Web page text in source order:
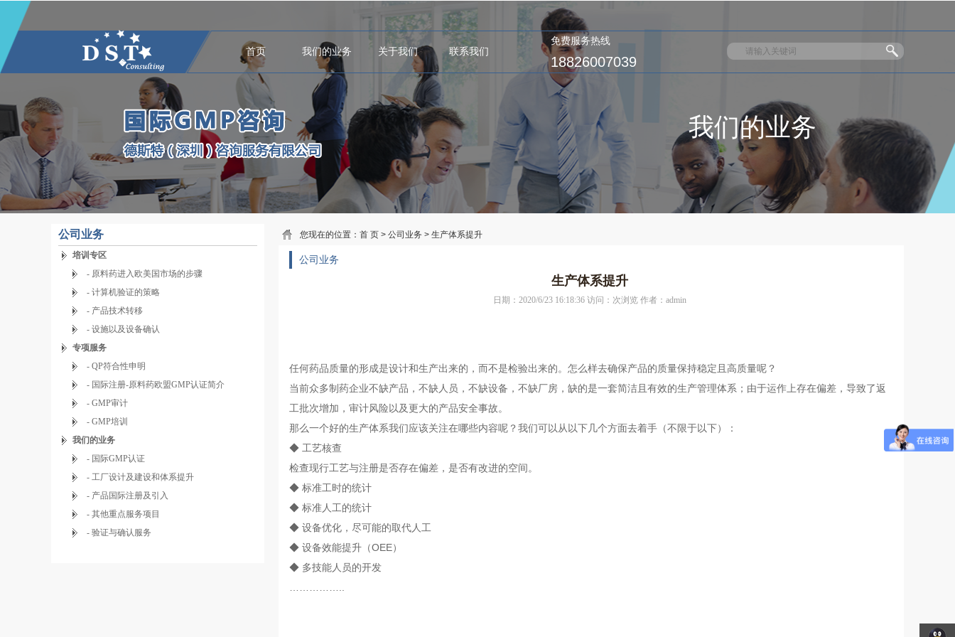
首页 我们的业务 关于我们 联系我们
免费服务热线
18826007039
我们的业务
公司业务
培训专区
- 原料药进入欧美国市场的步骤
- 计算机验证的策略
- 产品技术转移
- 设施以及设备确认
专项服务
- QP符合性申明
- 国际注册-原料药欧盟GMP认证简介
- GMP审计
- GMP培训
我们的业务
- 国际GMP认证
- 工厂设计及建设和体系提升
- 产品国际注册及引入
- 其他重点服务项目
- 验证与确认服务
您现在的位置： 首 页 > 公司业务 > 生产体系提升
公司业务
生产体系提升
日期：2020/6/23 16:18:36 访问： 次浏览 作者：admin
任何药品质量的形成是设计和生产出来的，而不是检验出来的。怎么样去确保产品的质量保持稳定且高质量呢？
当前众多制药企业不缺产品，不缺人员，不缺设备，不缺厂房，缺的是一套简洁且有效的生产管理体系；由于运作上存在偏差，导致了返
工批次增加，审计风险以及更大的产品安全事故。
那么一个好的生产体系我们应该关注在哪些内容呢？我们可以从以下几个方面去着手（不限于以下）：
◆ 工艺核查
检查现行工艺与注册是否存在偏差，是否有改进的空间。
◆ 标准工时的统计
◆ 标准人工的统计
◆ 设备优化，尽可能的取代人工
◆ 设备效能提升（OEE）
◆ 多技能人员的开发